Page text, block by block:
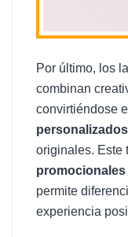
Por último, los
combinan
convirtiéndose
personalizados
originales. Este
permite
experiencia